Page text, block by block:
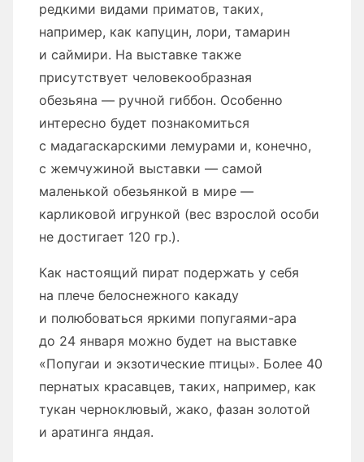
редкими видами приматов, таких,
например, как капуцин, лори, тамарин
и саймири. На выставке также
присутствует человекообразная
обезьяна — ручной гиббон. Особенно
интересно будет познакомиться
с мадагаскарскими лемурами и, конечно,
с жемчужиной выставки — самой
маленькой обезьянкой в мире —
карликовой игрункой (вес взрослой особи
не достигает 120 гр.).
Как настоящий пират подержать у себя
на плече белоснежного какаду
и полюбоваться яркими попугаями-ара
до 24 января можно будет на выставке
«Попугаи и экзотические птицы». Более 40
пернатых красавцев, таких, например, как
тукан черноклювый, жако, фазан золотой
и аратинга яндая.